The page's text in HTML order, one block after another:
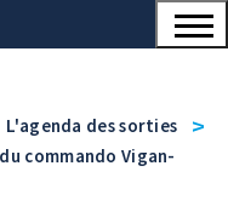
L'agenda des sorties v
commando Vigan-